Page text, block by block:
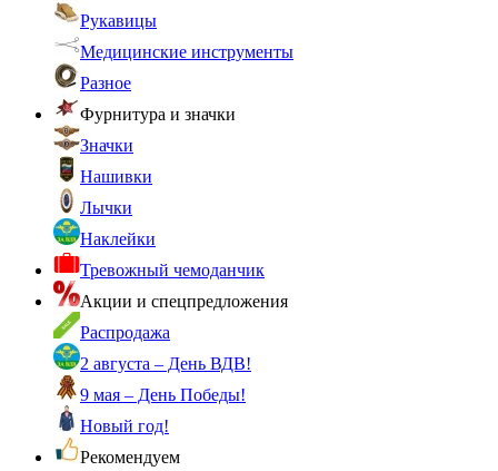
Рукавицы
Медицинские инструменты
Разное
Фурнитура и значки
Значки
Нашивки
Лычки
Наклейки
Тревожный чемоданчик
Акции и спецпредложения
Распродажа
2 августа – День ВДВ!
9 мая – День Победы!
Новый год!
Рекомендуем